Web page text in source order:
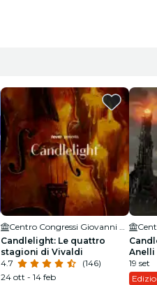
Centro Congressi Giovanni XXIII
Candlelight: Le quattro
stagioni di Vivaldi
4.7
(146)
24 ott - 14 feb
Anelli
19 set